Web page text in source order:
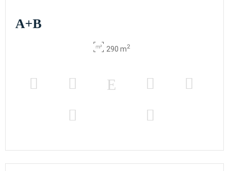
A+B
290 m2